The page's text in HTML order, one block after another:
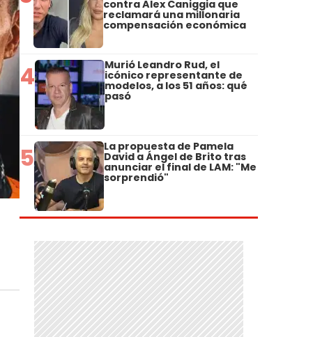
contra Alex Caniggia que
reclamará una millonaria
compensación económica
4 Murió Leandro Rud, el
icónico representante de
modelos, a los 51 años: qué
pasó
5 La propuesta de Pamela
David a Ángel de Brito tras
anunciar el final de LAM: "Me
sorprendió"